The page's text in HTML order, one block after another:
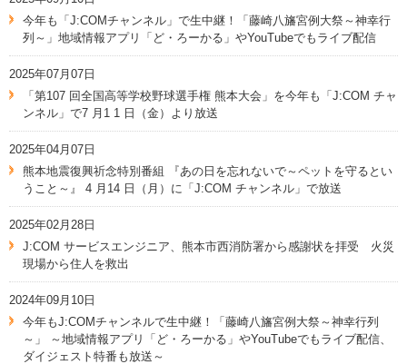
今年も「J:COMチャンネル」で生中継！「藤崎八旛宮例大祭～神幸行
列～」地域情報アプリ「ど・ろーかる」やYouTubeでもライブ配信
2025年07月07日
「第107 回全国高等学校野球選手権 熊本大会」を今年も「J:COM チャ
ンネル」で7 月1 1 日（金）より放送
2025年04月07日
熊本地震復興祈念特別番組 『あの日を忘れないで～ペットを守るとい
うこと～』 4 月14 日（月）に「J:COM チャンネル」で放送
2025年02月28日
J:COM サービスエンジニア、熊本市西消防署から感謝状を拝受 火災
現場から住人を救出
2024年09月10日
今年もJ:COMチャンネルで生中継！「藤崎八旛宮例大祭～神幸行列
～」 ～地域情報アプリ「ど・ろーかる」やYouTubeでもライブ配信、
ダイジェスト特番も放送～